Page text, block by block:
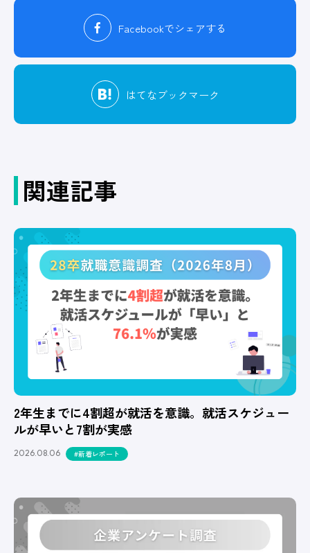
Facebookでシェアする
はてなブックマーク
関連記事
2年生までに4割超が就活を意識。就活スケジュー
ルが早いと7割が実感
2026.08.06 #新着レポート